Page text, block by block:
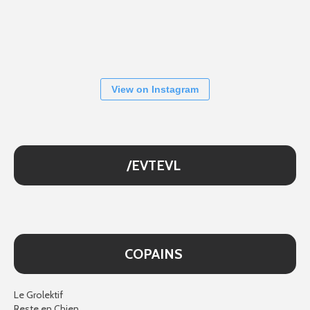
View on Instagram
/EVTEVL
COPAINS
Le Grolektif